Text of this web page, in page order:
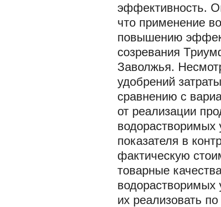
эффективность.
что применение
повышению
созревания
Заволжья.
удобрений
сравнению с
от реализации
водорастворимых
показателя в
фактическую
товарные
водорастворимых
их реализовать